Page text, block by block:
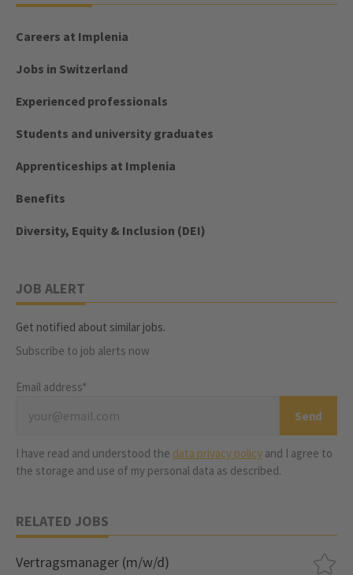
Careers at Implenia
Jobs in Switzerland
Experienced professionals
Students and university graduates
Apprenticeships at Implenia
Benefits
Diversity, Equity & Inclusion (DEI)
JOB ALERT
Get notified about similar jobs.
Subscribe to job alerts now
Email address*
I have read and understood the data privacy policy and I agree to
the storage and use of my personal data as described.
RELATED JOBS
Vertragsmanager (m/w/d)